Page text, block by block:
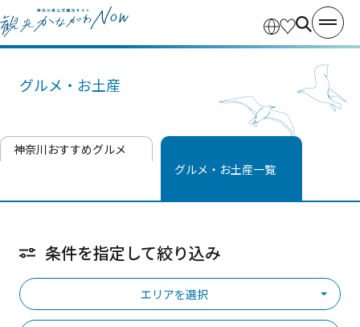
グルメ・お土産
神奈川おすすめグルメ
グルメ・お土産一覧
条件を指定して絞り込み
エリアを選択